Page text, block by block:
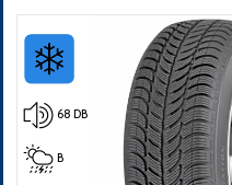
68 DB
B